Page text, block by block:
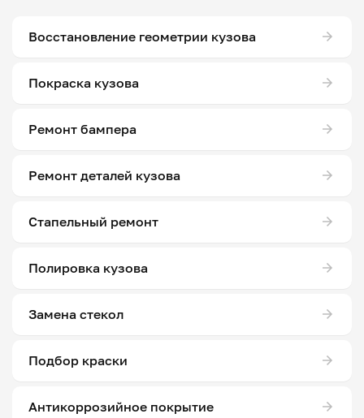
Восстановление геометрии кузова
Покраска кузова
Ремонт бампера
Ремонт деталей кузова
Стапельный ремонт
Полировка кузова
Замена стекол
Подбор краски
Антикоррозийное покрытие